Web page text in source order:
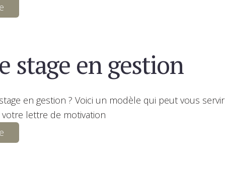
stage en gestion
en gestion ? Voici un modèle qui peut vous servir
lettre de motivation